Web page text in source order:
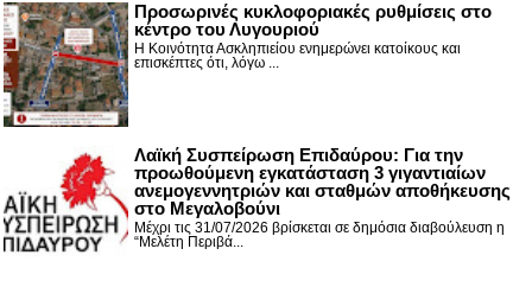
Προσωρινές κυκλοφοριακές ρυθμίσεις στο
κέντρο του Λυγουριού
Η Κοινότητα Ασκληπιείου ενημερώνει κατοίκους και
επισκέπτες ότι, λόγω ...
Λαϊκή Συσπείρωση Επιδαύρου: Για την
προωθούμενη εγκατάσταση 3 γιγαντιαίων
ανεμογεννητριών και σταθμών αποθήκευσης
στο Μεγαλοβούνι
Μέχρι τις 31/07/2026 βρίσκεται σε δημόσια διαβούλευση η
“Μελέτη Περιβά...